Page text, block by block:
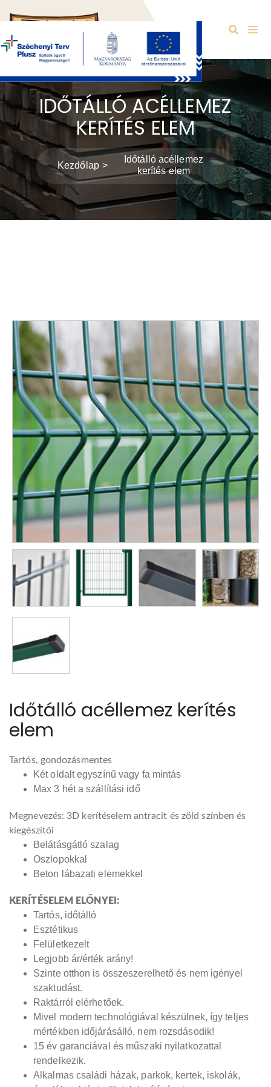
IDŐTÁLLÓ ACÉLLEMEZ
KERÍTÉS ELEM
Kezdőlap
Időtálló acéllemez
kerítés elem
Időtálló acéllemez kerítés
elem
Tartós, gondozásmentes
Két oldalt egyszínű vagy fa mintás
Max 3 hét a szállítási idő
Megnevezés: 3D kerítéselem antracit és zöld színben és
kiegészítői
Belátásgátló szalag
Oszlopokkal
Beton lábazati elemekkel
KERÍTÉSELEM ELŐNYEI:
Tartós, időtálló
Esztétikus
Felületkezelt
Legjobb ár/érték arány!
Szinte otthon is összeszerelhető és nem igényel
szaktudást.
Raktárról elérhetőek.
Mivel modern technológiával készülnek, így teljes
mértékben időjárásálló, nem rozsdásodik!
15 év garanciával és műszaki nyilatkozattal
rendelkezik.
Alkalmas családi házak, parkok, kertek, iskolák,